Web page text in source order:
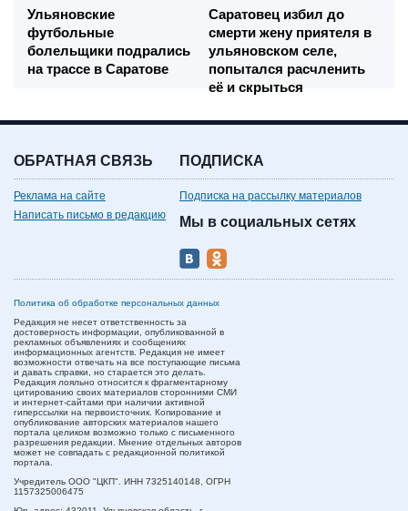
Ульяновские
футбольные
болельщики подрались
на трассе в Саратове
Саратовец избил до
смерти жену приятеля в
ульяновском селе,
попытался расчленить
её и скрыться
ОБРАТНАЯ СВЯЗЬ
Реклама на сайте
Написать письмо в редакцию
ПОДПИСКА
Подписка на рассылку материалов
Мы в социальных сетях
Политика об обработке персональных данных
Редакция не несет ответственность за
достоверность информации, опубликованной в
рекламных объявлениях и сообщениях
информационных агентств. Редакция не имеет
возможности отвечать на все поступающие письма
и давать справки, но старается это делать.
Редакция лояльно относится к фрагментарному
цитированию своих материалов сторонними СМИ
и интернет-сайтами при наличии активной
гиперссылки на первоисточник. Копирование и
опубликование авторских материалов нашего
портала целиком возможно только с письменного
разрешения редакции. Мнение отдельных авторов
может не совпадать с редакционной политикой
портала.
Учредитель ООО "ЦКП". ИНН 7325140148, ОГРН
1157325006475